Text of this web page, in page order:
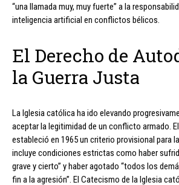
“una llamada muy, muy fuerte” a la
inteligencia artificial en conflictos bélicos.
El Derecho de
la Guerra Justa
La Iglesia católica ha ido elevando
aceptar la legitimidad de un conflicto armado.
estableció en 1965 un criterio provisional para
incluye condiciones estrictas como haber
grave y cierto” y haber agotado “todos los
fin a la agresión”. El Catecismo de la Iglesia